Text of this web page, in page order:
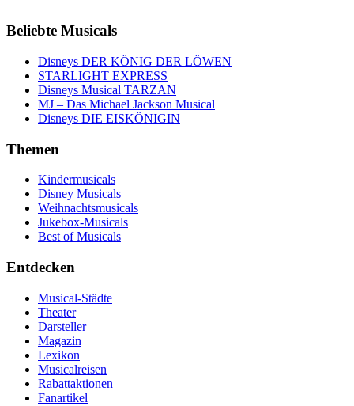
Beliebte Musicals
Disneys DER KÖNIG DER LÖWEN
STARLIGHT EXPRESS
Disneys Musical TARZAN
MJ – Das Michael Jackson Musical
Disneys DIE EISKÖNIGIN
Themen
Kindermusicals
Disney Musicals
Weihnachtsmusicals
Jukebox-Musicals
Best of Musicals
Entdecken
Musical-Städte
Theater
Darsteller
Magazin
Lexikon
Musicalreisen
Rabattaktionen
Fanartikel